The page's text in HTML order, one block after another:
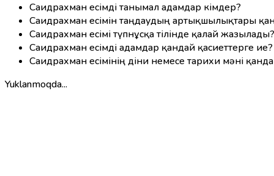
Саидрахман есімді танымал адамдар кімдер?
Саидрахман есімін таңдаудың артықшылықтары
Саидрахман есімі түпнұсқа тілінде қалай жазылады?
Саидрахман есімді адамдар қандай қасиеттерге ие?
Саидрахман есімінің діни немесе тарихи мәні
Yuklanmoqda...